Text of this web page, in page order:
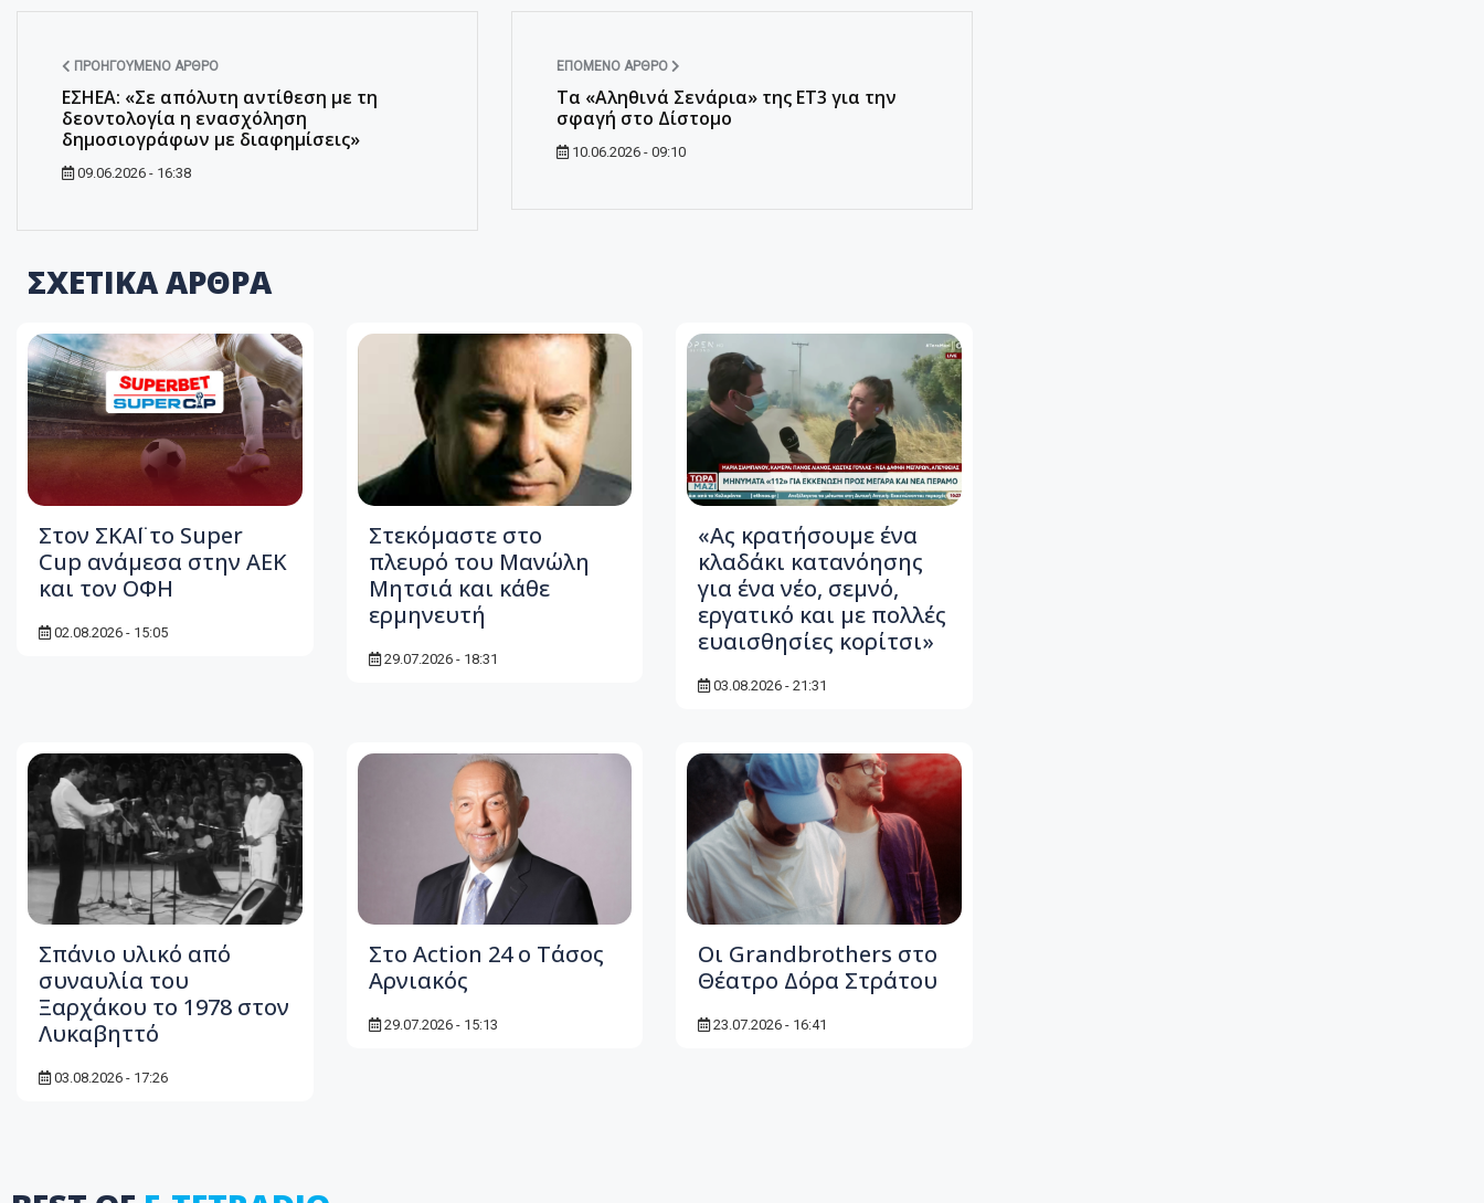
ΠΡΟΗΓΟΎΜΕΝΟ ΆΡΘΡΟ
ΕΣΗΕΑ: «Σε απόλυτη αντίθεση με τη
δεοντολογία η ενασχόληση
δημοσιογράφων με διαφημίσεις»
09.06.2026 - 16:38
ΕΠΌΜΕΝΟ ΆΡΘΡΟ
Τα «Αληθινά Σενάρια» της ΕΤ3 για την
σφαγή στο Δίστομο
10.06.2026 - 09:10
ΣΧΕΤΙΚΑ ΑΡΘΡΑ
Στον ΣΚΑΪ το Super
Cup ανάμεσα στην ΑΕΚ
και τον ΟΦΗ
02.08.2026 - 15:05
Στεκόμαστε στο
πλευρό του Μανώλη
Μητσιά και κάθε
ερμηνευτή
29.07.2026 - 18:31
«Ας κρατήσουμε ένα
κλαδάκι κατανόησης
για ένα νέο, σεμνό,
εργατικό και με πολλές
ευαισθησίες κορίτσι»
03.08.2026 - 21:31
Σπάνιο υλικό από
συναυλία του
Ξαρχάκου το 1978 στον
Λυκαβηττό
03.08.2026 - 17:26
Στο Action 24 ο Τάσος
Αρνιακός
29.07.2026 - 15:13
Οι Grandbrothers στο
Θέατρο Δόρα Στράτου
23.07.2026 - 16:41